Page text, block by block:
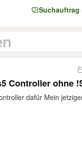
Suchauftrag
Controller ohne
dafür Mein